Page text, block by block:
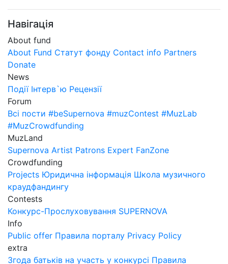
Навігація
About fund
About Fund Статут фонду Contact info Partners
Donate
News
Події Інтерв`ю Рецензії
Forum
Всі пости #beSupernova #muzContest #MuzLab
#MuzCrowdfunding
MuzLand
Supernova Artist Patrons Expert FanZone
Crowdfunding
Projects Юридична інформація Школа музичного
краудфандингу
Contests
Конкурс-Прослуховування SUPERNOVA
Info
Public offer Правила порталу Privacy Policy
extra
Згода батьків на участь у конкурсі Правила